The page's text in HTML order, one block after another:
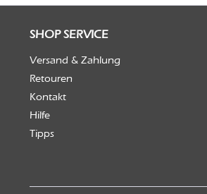
SHOP SERVICE
Versand & Zahlung
Retouren
Kontakt
Hilfe
Tipps